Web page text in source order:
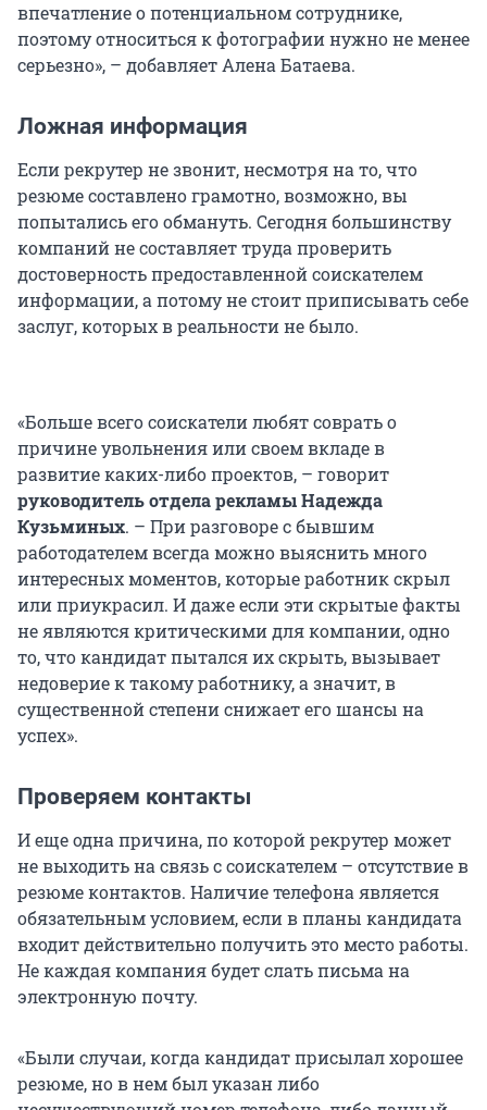
впечатление о потенциальном сотруднике,
поэтому относиться к фотографии нужно не менее
серьезно», – добавляет Алена Батаева.
Ложная информация
Если рекрутер не звонит, несмотря на то, что
резюме составлено грамотно, возможно, вы
попытались его обмануть. Сегодня большинству
компаний не составляет труда проверить
достоверность предоставленной соискателем
информации, а потому не стоит приписывать себе
заслуг, которых в реальности не было.
«Больше всего соискатели любят соврать о
причине увольнения или своем вкладе в
развитие каких-либо проектов, – говорит
руководитель отдела рекламы Надежда
Кузьминых. – При разговоре с бывшим
работодателем всегда можно выяснить много
интересных моментов, которые работник скрыл
или приукрасил. И даже если эти скрытые факты
не являются критическими для компании, одно
то, что кандидат пытался их скрыть, вызывает
недоверие к такому работнику, а значит, в
существенной степени снижает его шансы на
успех».
Проверяем контакты
И еще одна причина, по которой рекрутер может
не выходить на связь с соискателем – отсутствие в
резюме контактов. Наличие телефона является
обязательным условием, если в планы кандидата
входит действительно получить это место работы.
Не каждая компания будет слать письма на
электронную почту.
«Были случаи, когда кандидат присылал хорошее
резюме, но в нем был указан либо